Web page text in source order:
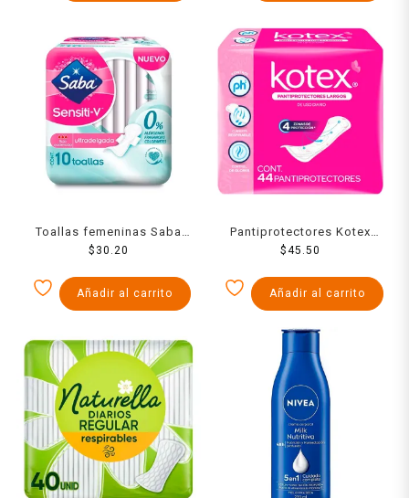
Toallas femeninas Saba
Sensiti-V ultradelgada con
pzas
$ 30.20
Añadir al carrito
Pantiprotectores Kotex
largos 44 piezas
$45.50
Añadir al carrito